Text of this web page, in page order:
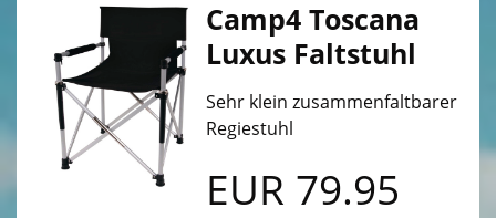
Dachsysteme
Der Gasdoktor
Und was machen wir noch?
Katalogdownloads
Camp4 Toscana
Luxus Faltstuhl
Sehr klein zusammenfaltbarer
Regiestuhl
EUR 79.95